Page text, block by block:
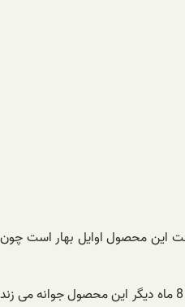
این محصول اوایل بهار است چون
امروز می خواهیم درباره روش کاشت فلفل دلمه خانگی صحبت کنیم ابتدا دانه های این محصول را آماده می کنیم و بعد آن را در خاک می کینم و سپس به آن آب می دهیم و بعد از 7 تا 8 ماه دیگر این محصول جوانه می زند